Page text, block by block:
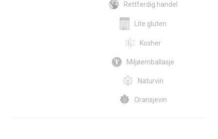
Rettferdig handel
Lite gluten
Kosher
Miljøemballasje
Naturvin
Oransjevin